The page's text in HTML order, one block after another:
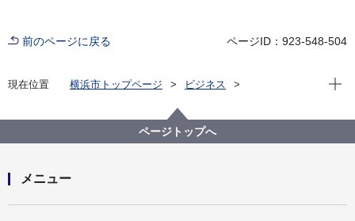
前のページに戻る ページID：923-548-504
現在位置 横浜市トップページ
ビジネス
公共建築物の脱炭素化の取組
ESCO事業実施施設
地区センター等LED化ESCO事業
現在
ページトップへ
メニュー